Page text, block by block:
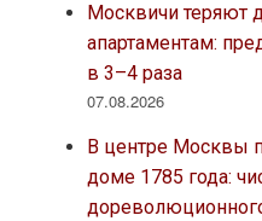
Москвичи теряют
апартаментам:
в 3–4 раза
07.08.2026
В центре Москвы
доме 1785 года: